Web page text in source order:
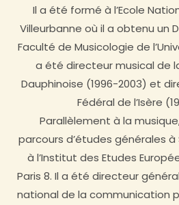
Il a été formé à l’Ecole
Villeurbanne où il a obtenu un
Faculté de Musicologie de
a été directeur musical de
Dauphinoise (1996-2003) et
Fédéral de l’Isère
Parallèlement à la
parcours d’études générales à
à l’Institut des Etudes
Paris 8. Il a été directeur
national de la communication